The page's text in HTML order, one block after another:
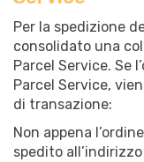
Per la spedizione
consolidato una
Parcel Service. Se
Parcel Service,
di transazione:
Non appena
spedito